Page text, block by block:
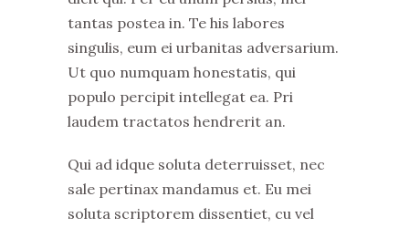
tantas postea in. Te his labores
singulis, eum ei urbanitas adversarium.
Ut quo numquam honestatis, qui
populo percipit intellegat ea. Pri
laudem tractatos hendrerit an.
Qui ad idque soluta deterruisset, nec
sale pertinax mandamus et. Eu mei
soluta scriptorem dissentiet, cu vel